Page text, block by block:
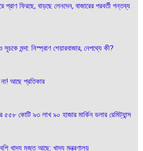
প্রাণ ফিরছে, বাড়ছে লেনদেন, বাজারের পরবর্তী গন্তব্য
মন্দা: নিস্প্রাণ শেয়ারবাজার, নেপথ্যে কী?
না! আছে প্রতিকার
৫৫৮ কোটি ৯৩ লাখ ৯০ হাজার মার্কিন ডলার রেমিট্যান্স
খাদ্য মজুত আছে: খাদ্য মন্ত্রণালয়